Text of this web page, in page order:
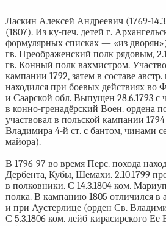
Ласкин Алексей Андреевич (1769-
(1807). Из ку-печ. детей г.
формулярных списках — «из
гв. Преображенский полк рядовым,
гв. Конный полк вахмистром.
кампании 1792, затем в составе
находился при боевых действиях во
и Саарской обл. Выпущен 28.6.1793 с
в конно-гренадёрский Воен. ордена
участвовал в польской кампании
Владимира 4-й ст. с бантом, чинами
майора).
В 1796-97 во время Перс. похода
Дербента, Кубы, Шемахи. 2.10.1799
в полковники. С 14.3.1804 ком.
полка. В кампанию 1805 отличился в
и при Аустерлице (орден Св.
С 5.3.1806 ком. лейб-кирасирского Ее